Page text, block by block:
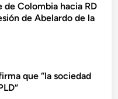
de Colombia hacia RD
de Abelardo de la
que “la sociedad